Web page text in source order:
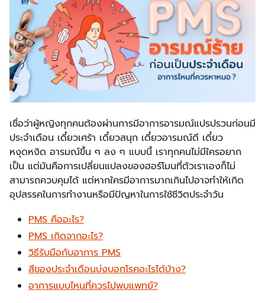
เชื่อว่าผู้หญิงทุกคนต้องผ่านการมีอาการอารมณ์แปรปรวนก่อนมี
ประจำเดือน เดี๋ยวเศร้า เดี๋ยวสนุก เดี๋ยวอารมณ์ดี เดี๋ยว
หงุดหงิด อารมณ์ขึ้น ๆ ลง ๆ แบบนี้ เราทุกคนไม่มีใครอยาก
เป็น แต่มันคือการเปลี่ยนแปลงของฮอร์โมนที่ตัวเราเองก็ไม่
สามารถควบคุมได้ แต่หากใครมีอาการมากเกินไปอาจทำให้เกิด
อุปสรรคในการทำงานหรือมีปัญหาในการใช้ชีวิตประจำวัน
PMS คืออะไร?
PMS เกิดจากอะไร?
วิธีรับมือกับอาการ PMS
สีของประจำเดือนบ่งบอกโรคอะไรได้บ้าง?
อาการแบบไหนที่ควรไปพบแพทย์?